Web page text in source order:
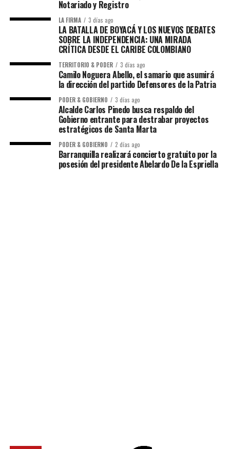
Notariado y Registro
LA FIRMA 3 días ago
LA BATALLA DE BOYACÁ Y LOS NUEVOS DEBATES
SOBRE LA INDEPENDENCIA: UNA MIRADA
CRÍTICA DESDE EL CARIBE COLOMBIANO
TERRITORIO & PODER 3 días ago
Camilo Noguera Abello, el samario que asumirá
la dirección del partido Defensores de la Patria
PODER & GOBIERNO 3 días ago
Alcalde Carlos Pinedo busca respaldo del
Gobierno entrante para destrabar proyectos
estratégicos de Santa Marta
PODER & GOBIERNO 2 días ago
Barranquilla realizará concierto gratuito por la
posesión del presidente Abelardo De la Espriella